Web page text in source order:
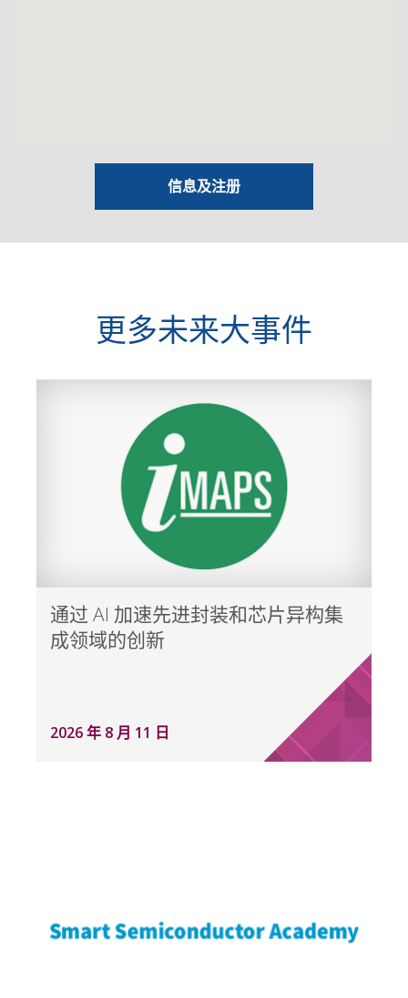
信息及注册
更多未来大事件
通过 AI 加速先进封装和芯片异构集
成领域的创新
2026 年 8 月 11 日